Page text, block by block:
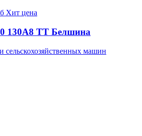
Хит цена
130А8 TT Белшина
машин